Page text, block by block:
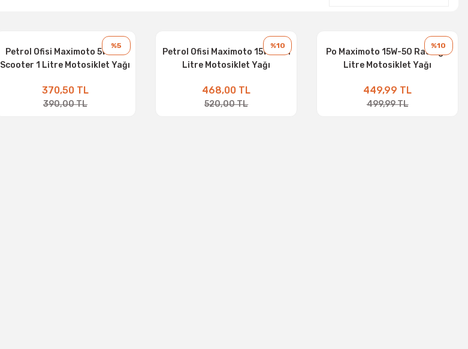
%5
Petrol Ofisi Maximoto 5W-40
Scooter 1 Litre Motosiklet Yağı
370,50 TL
390,00 TL
%10
Petrol Ofisi Maximoto 15W-50 1
Litre Motosiklet Yağı
468,00 TL
520,00 TL
%10
Po Maximoto 15W-50 Racing 1
Litre Motosiklet Yağı
449,99 TL
499,99 TL